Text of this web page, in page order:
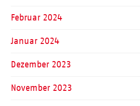
Februar 2024
Januar 2024
Dezember 2023
November 2023